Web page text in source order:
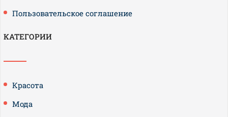
Пользовательское соглашение
КАТЕГОРИИ
Красота
Мода